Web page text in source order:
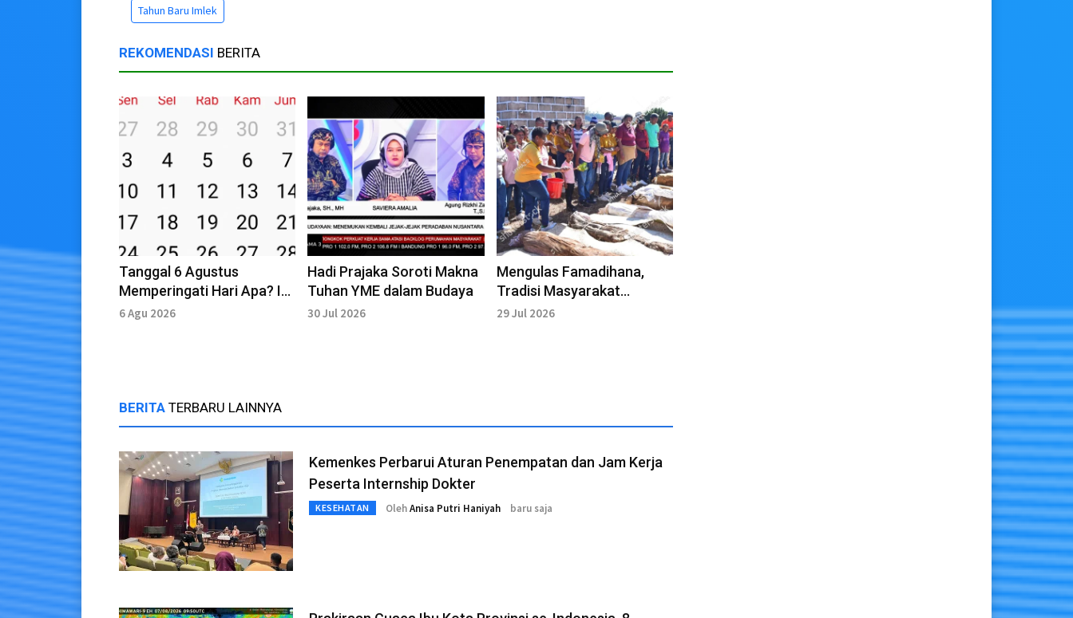
Tahun Baru Imlek
REKOMENDASI BERITA
Tanggal 6 Agustus
Memperingati Hari Apa? Ini
Daftar Momen Pentingnya
6 Agu 2026
Hadi Prajaka Soroti Makna
Tuhan YME dalam Budaya
30 Jul 2026
Mengulas Famadihana,
Tradisi Masyarakat
Madagaskar Menghormati
29 Jul 2026
BERITA TERBARU LAINNYA
Kemenkes Perbarui Aturan Penempatan dan Jam Kerja
Peserta Internship Dokter
KESEHATAN OlehAnisa Putri Haniyah baru saja